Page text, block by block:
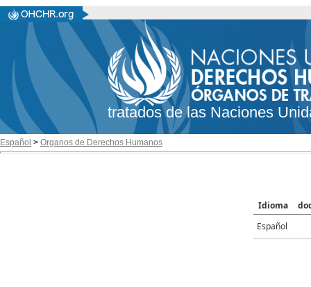
tratados de las Naciones
Español > Organos de Derechos Humanos
Idioma
Español